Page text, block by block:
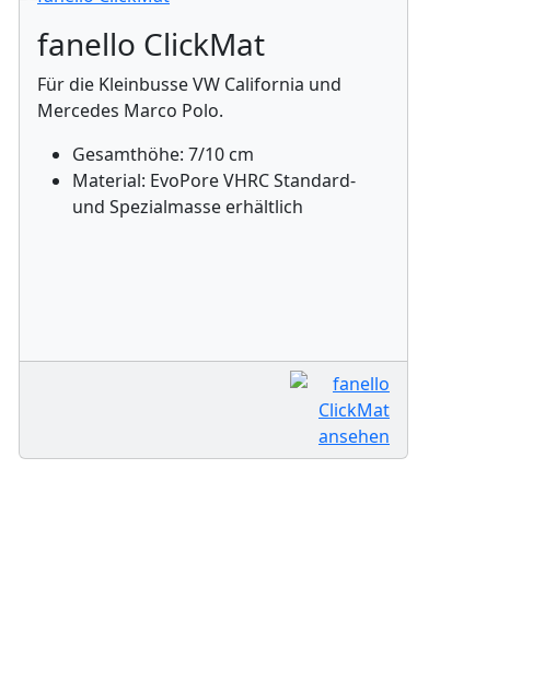
fanello ClickMat
Für die Kleinbusse VW California und
Mercedes Marco Polo.
Gesamthöhe: 7/10 cm
Material: EvoPore VHRC Standard-
und Spezialmasse erhältlich